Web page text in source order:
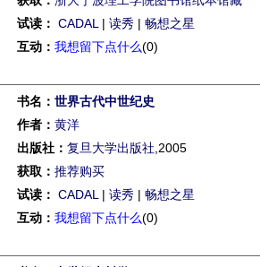
试读： CADAL | 读秀 | 畅想之星
互动： 我想留下点什么(0)
书名： 世界古代中世纪史
作者： 黄洋
出版社： 复旦大学出版社 ,2005
获取： 推荐购买
试读： CADAL | 读秀 | 畅想之星
互动： 我想留下点什么(0)